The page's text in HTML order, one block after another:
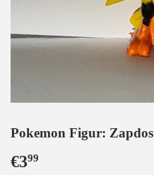
Pokemon Figur: Zapdos
€399